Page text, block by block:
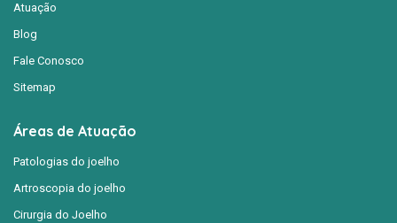
Atuação
Blog
Fale Conosco
Sitemap
Áreas de Atuação
Patologias do joelho
Artroscopia do joelho
Cirurgia do Joelho